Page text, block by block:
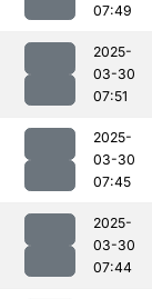
07:49
2025-
03-30
07:51
2025-
03-30
07:45
2025-
03-30
07:44